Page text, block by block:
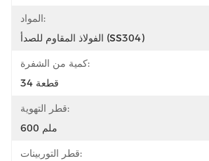
المواد:
الفولاذ المقاوم للصدأ (SS304)
كمية من الشفرة:
34 قطعة
قطر التهوية:
600 ملم
قطر التوربينات: